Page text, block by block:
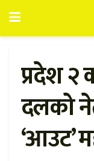
प्रदेश
दलको
‘आउट’